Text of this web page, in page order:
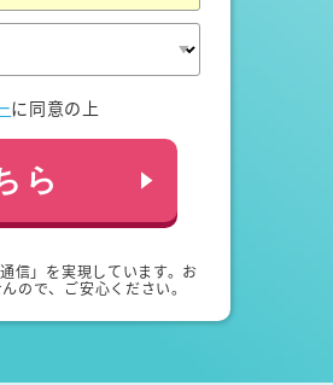
に同意の上
ら
信」を実現しています。お
ので、ご安心ください。